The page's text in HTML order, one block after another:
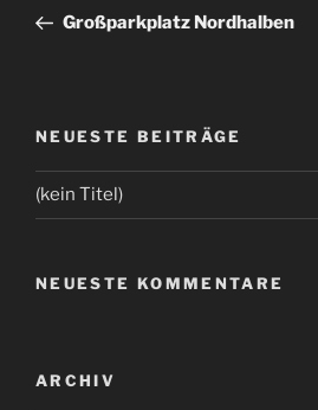
Beitrag
Großparkplatz Nordhalben
NEUESTE BEITRÄGE
(kein Titel)
NEUESTE KOMMENTARE
ARCHIV